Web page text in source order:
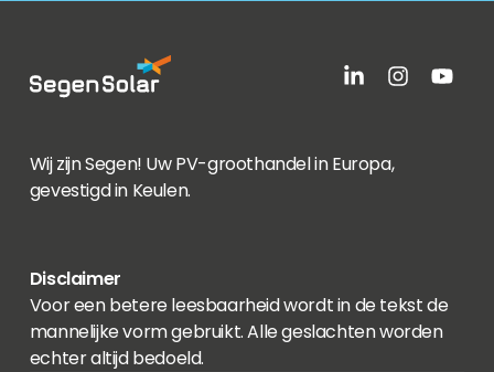
Wij zijn Segen! Uw PV-groothandel in Europa,
gevestigd in Keulen.
Disclaimer
Voor een betere leesbaarheid wordt in de tekst de
mannelijke vorm gebruikt. Alle geslachten worden
echter altijd bedoeld.